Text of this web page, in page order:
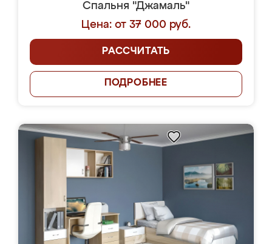
Спальня "Джамаль"
Цена: от 37 000 руб.
РАССЧИТАТЬ
ПОДРОБНЕЕ